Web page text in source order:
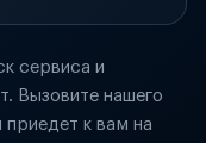
сервиса и
Вызовите нашего
приедет к вам на